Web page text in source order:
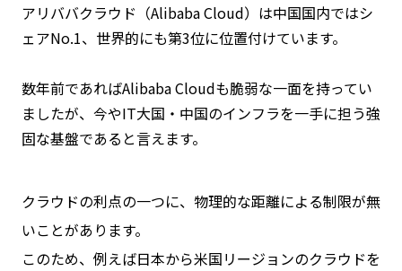
アリババクラウド（Alibaba Cloud）は中国国内ではシ
ェアNo.1、世界的にも第3位に位置付けています。
数年前であればAlibaba Cloudも脆弱な一面を持ってい
ましたが、今やIT大国・中国のインフラを一手に担う強
固な基盤であると言えます。
クラウドの利点の一つに、物理的な距離による制限が無
いことがあります。
このため、例えば日本から米国リージョンのクラウドを